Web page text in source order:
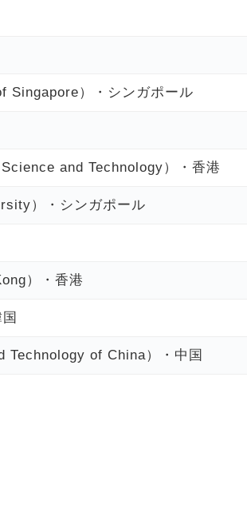
Singapore）・シンガポール
and Technology）・香港
）・シンガポール
）・香港
of China）・中国